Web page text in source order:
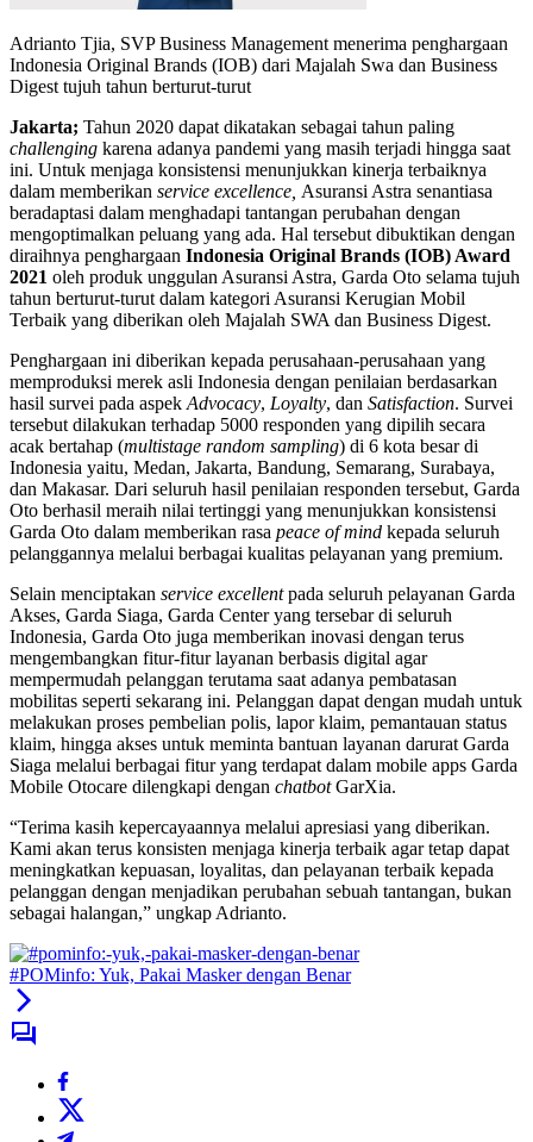
Adrianto Tjia, SVP Business Management menerima penghargaan
Indonesia Original Brands (IOB) dari Majalah Swa dan Business
Digest tujuh tahun berturut-turut
Jakarta; Tahun 2020 dapat dikatakan sebagai tahun paling
challenging karena adanya pandemi yang masih terjadi hingga saat
ini. Untuk menjaga konsistensi menunjukkan kinerja terbaiknya
dalam memberikan service excellence, Asuransi Astra senantiasa
beradaptasi dalam menghadapi tantangan perubahan dengan
mengoptimalkan peluang yang ada. Hal tersebut dibuktikan dengan
diraihnya penghargaan Indonesia Original Brands (IOB) Award
2021 oleh produk unggulan Asuransi Astra, Garda Oto selama tujuh
tahun berturut-turut dalam kategori Asuransi Kerugian Mobil
Terbaik yang diberikan oleh Majalah SWA dan Business Digest.
Penghargaan ini diberikan kepada perusahaan-perusahaan yang
memproduksi merek asli Indonesia dengan penilaian berdasarkan
hasil survei pada aspek Advocacy, Loyalty, dan Satisfaction. Survei
tersebut dilakukan terhadap 5000 responden yang dipilih secara
acak bertahap (multistage random sampling) di 6 kota besar di
Indonesia yaitu, Medan, Jakarta, Bandung, Semarang, Surabaya,
dan Makasar. Dari seluruh hasil penilaian responden tersebut, Garda
Oto berhasil meraih nilai tertinggi yang menunjukkan konsistensi
Garda Oto dalam memberikan rasa peace of mind kepada seluruh
pelanggannya melalui berbagai kualitas pelayanan yang premium.
Selain menciptakan service excellentpada seluruh pelayanan Garda
Akses, Garda Siaga, Garda Center yang tersebar di seluruh
Indonesia, Garda Oto juga memberikan inovasi dengan terus
mengembangkan fitur-fitur layanan berbasis digital agar
mempermudah pelanggan terutama saat adanya pembatasan
mobilitas seperti sekarang ini. Pelanggan dapat dengan mudah untuk
melakukan proses pembelian polis, lapor klaim, pemantauan status
klaim, hingga akses untuk meminta bantuan layanan darurat Garda
Siaga melalui berbagai fitur yang terdapat dalam mobile apps Garda
Mobile Otocare dilengkapi dengan chatbotGarXia.
“Terima kasih kepercayaannya melalui apresiasi yang diberikan.
Kami akan terus konsisten menjaga kinerja terbaik agar tetap dapat
meningkatkan kepuasan, loyalitas, dan pelayanan terbaik kepada
pelanggan dengan menjadikan perubahan sebuah tantangan, bukan
sebagai halangan,” ungkap Adrianto.
#POMinfo: Yuk, Pakai Masker dengan Benar